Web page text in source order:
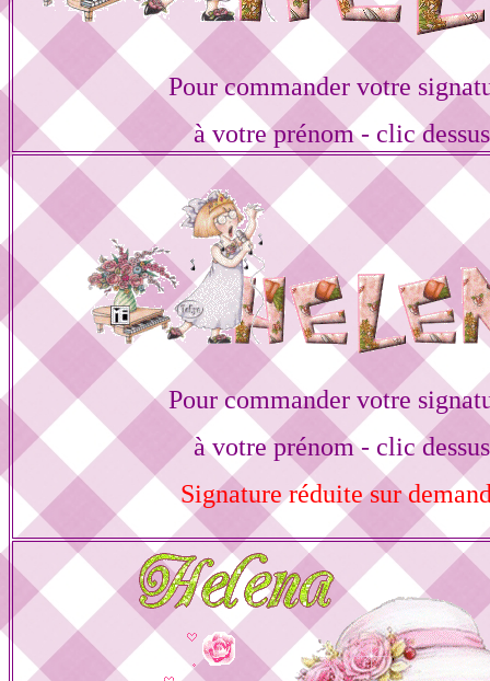
Pour commander votre
à votre prénom - clic dessus
Pour commander votre
à votre prénom - clic dessus
Signature réduite sur